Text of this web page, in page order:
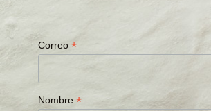
Correo*
Nombre*